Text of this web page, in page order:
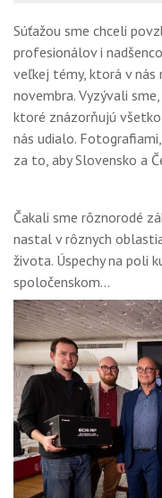
Súťažou sme chceli
profesionálov i
veľkej témy, ktorá v nás
novembra. Vyzývali
ktoré znázorňujú
nás udialo.
za to, aby Slovensko a
Čakali sme rôznorodé
nastal v rôznych
života. Úspechy na poli
spoločenskom…